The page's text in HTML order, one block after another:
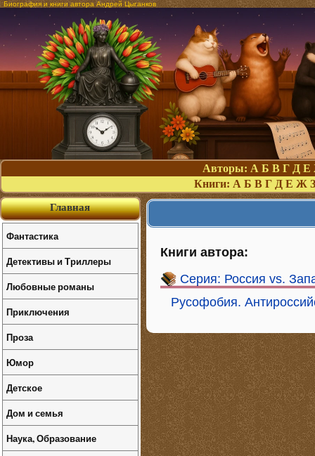
Биография и книги автора Андрей Цыганков
Авторы: А Б В Г Д Е
Книги: А Б В Г Д Е Ж З
Книги автора:
Серия: Россия vs.
Русофобия.
Главная
Фантастика
Детективы и Триллеры
Любовные романы
Приключения
Проза
Юмор
Детское
Дом и семья
Наука, Образование